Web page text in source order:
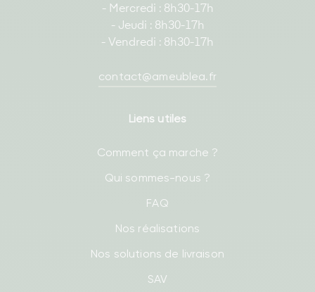
- Mercredi : 8h30-17h
- Jeudi : 8h30-17h
- Vendredi : 8h30-17h
contact@ameublea.fr
Liens utiles
Comment ça marche ?
Qui sommes-nous ?
FAQ
Nos réalisations
Nos solutions de livraison
SAV